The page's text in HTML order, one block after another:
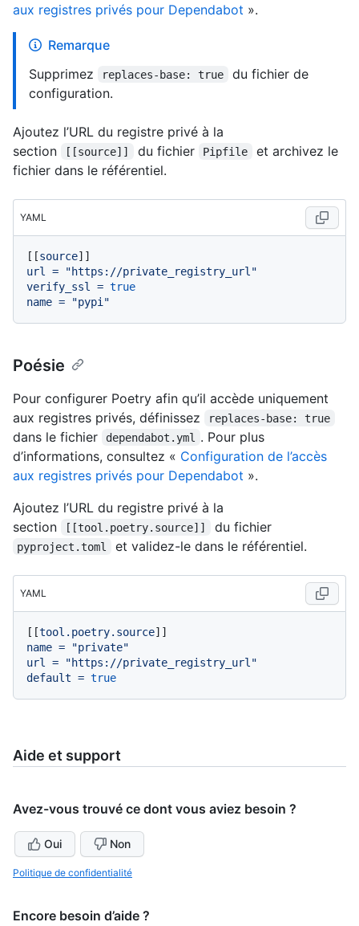
aux registres privés pour Dependabot ».
Remarque
Supprimez
replaces-base: true
du fichier de
configuration.
Ajoutez l’URL du registre privé à la
section
[[source]] du fichier Pipfile
et archivez le
fichier dans le référentiel.
YAML
[[source
url
=
"https://private_registry_url"
verify_ssl
= true
name = "pypi"
Poésie
Pour configurer Poetry afin qu’il accède uniquement
aux registres privés, définissez
replaces-base: true
dans le fichier dependabot.yml
. Pour plus
d’informations, consultez « Configuration de l’accès
aux registres privés pour Dependabot ».
Ajoutez l’URL du registre privé à la
section
[[tool.poetry.source]] du fichier
pyproject.toml et validez-le dans le référentiel.
YAML
[[tool.poetry.source
name =
"private"
url
=
"https://private_registry_url"
default = true
Aide et support
Avez-vous trouvé ce dont vous aviez besoin ?
Oui Non
Politique de confidentialité
Encore besoin d’aide ?